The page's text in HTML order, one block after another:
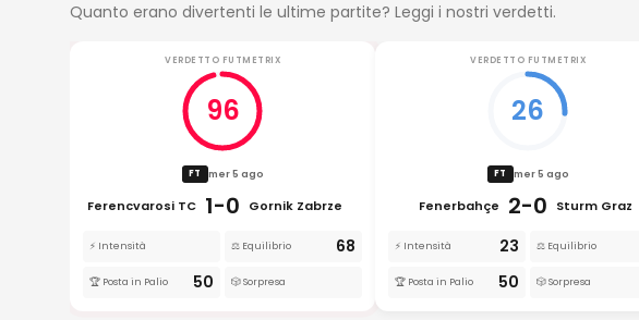
Quanto erano divertenti le ultime partite? Leggi i nostri verdetti.
VERDETTO FUTMETRIX
96
FT mer 5 ago
Ferencvarosi TC 1-0 Gornik Zabrze
⚡ Intensità ⚖️ Equilibrio 68
🏆 Posta in Palio 50 🎲 Sorpresa
VERDETTO FUTMETRIX
26
FT mer 5 ago
Fenerbahçe 2-0 Sturm Graz
⚡ Intensità 23 ⚖️ Equilibrio
🏆 Posta in Palio 50 🎲 Sorpresa